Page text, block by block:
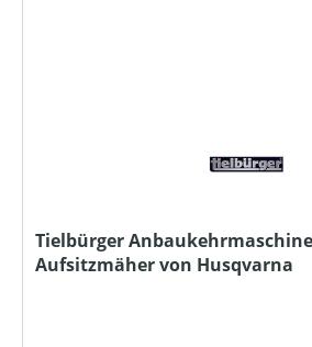
Tielbürger
Aufsitzmäher von Husqvarna